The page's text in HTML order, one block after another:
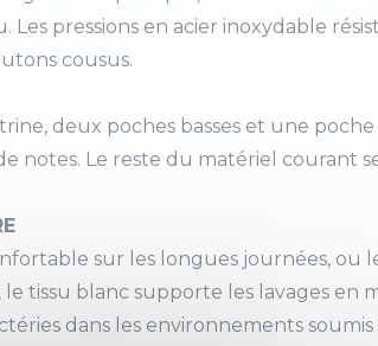
pressions en acier inoxydable
cousus.
deux poches basses et une
notes. Le reste du matériel courant
sur les longues journées, ou
tissu blanc supporte les lavages en
dans les environnements
Dos raglan